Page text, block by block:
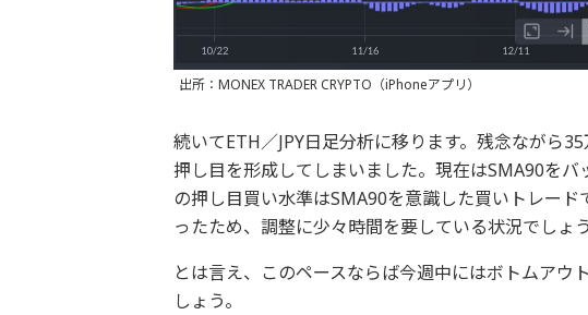
出所：MONEX TRADER CRYPTO（iPhoneアプリ）
続いてETH／JPY日足分析に移ります。残念ながら
押し目を形成してしまいました。現在はSMA90を
の押し目買い水準はSMA90を意識した買いトレー
ったため、調整に少々時間を要している状況でしょ
とは言え、このペースならば今週中にはボトムア
しょう。